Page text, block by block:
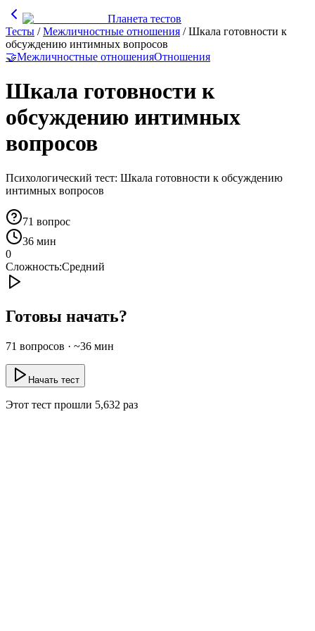
Планета тестов
Тесты /Межличностные отношения /Шкала готовности к
обсуждению интимных вопросов
🤝Межличностные отношенияОтношения
Шкала готовности к
обсуждению интимных
вопросов
Психологический тест: Шкала готовности к обсуждению
интимных вопросов
71 вопрос
36 мин
0
Сложность:Средний
Готовы начать?
71 вопросов · ~36 мин
Начать тест
Этот тест прошли 5,632 раз